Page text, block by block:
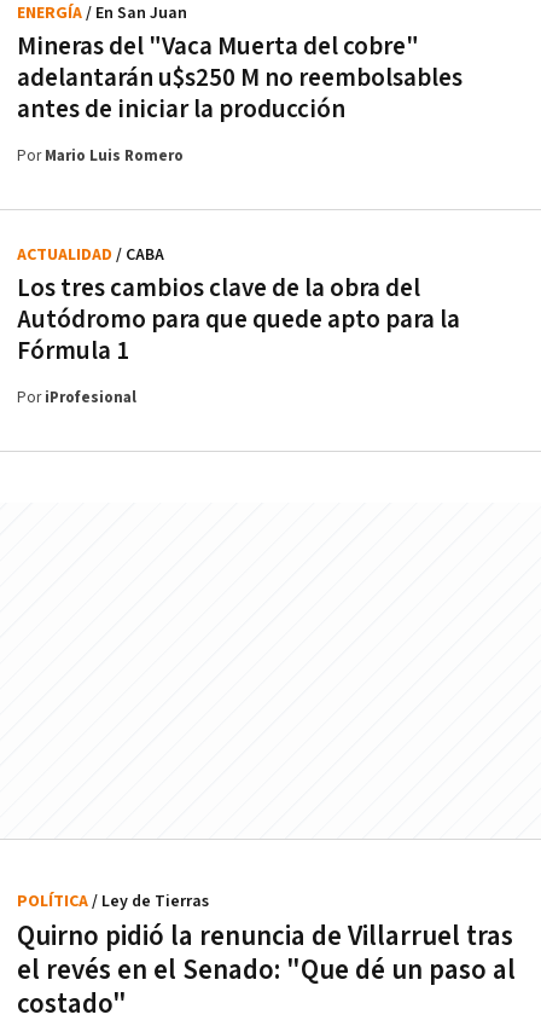
Mineras del "Vaca Muerta del cobre"
adelantarán u$s250 M no reembolsables
antes de iniciar la producción
ENERGÍA/ En San Juan
PorMario Luis Romero
Los tres cambios clave de la obra del
Autódromo para que quede apto para la
Fórmula 1
ACTUALIDAD / CABA
PoriProfesional
Quirno pidió la renuncia de Villarruel tras
el revés en el Senado: "Que dé un paso al
costado"
POLÍTICA/ Ley de Tierras